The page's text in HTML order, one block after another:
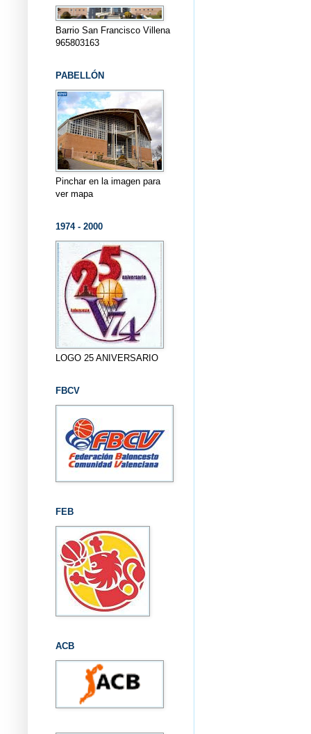
Barrio San Francisco Villena
965803163
PABELLÓN
Pinchar en la imagen para
ver mapa
1974 - 2000
LOGO 25 ANIVERSARIO
FBCV
FEB
ACB